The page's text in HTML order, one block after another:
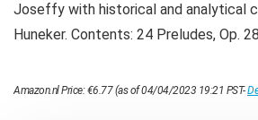
Joseffy with historical and analytical
Huneker. Contents: 24 Preludes, Op. 28
Amazon.nl Price:€6.77(as of 04/04/2023 19:21 PST-